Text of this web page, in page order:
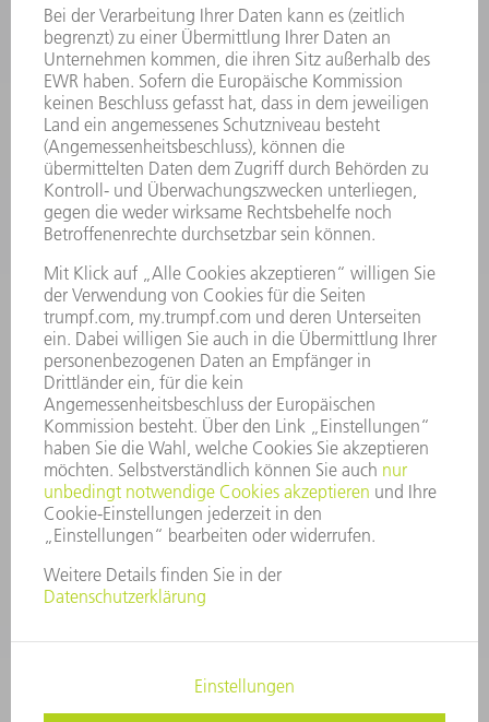
LEISTUNGSELEKTRONIK
ELEKTROWERKZEUGE
SMART FACTORY
SOFTWARE
SERVICES
ANWENDUNGEN
BRANCHEN
UNTERNEHMEN
KARRIERE
STELLENANGEBOTE
UNTERNEHMENSPROFIL
GESCHÄFTSBERICHT
UNTERNEHMENSGRUNDSÄTZE
COMPLIANCE
HINWEISGEBERSYSTEM
SECURITY
PRESSEMITTEILUNGEN
MAGAZINE
LIEFERANTEN
NACHHALTIGKEIT
UMWELT & KLIMA
SOZIALES & GESELLSCHAFT
UNTERNEHMENSFÜHRUNG
IMPRESSUM
DATENSCHUTZ
COPYRIGHT UND MARKENZEICHEN
AGB